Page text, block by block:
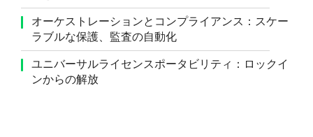
オーケストレーションとコンプライアンス：スケー
ラブルな保護、監査の自動化
ユニバーサルライセンスポータビリティ：ロックイ
ンからの解放